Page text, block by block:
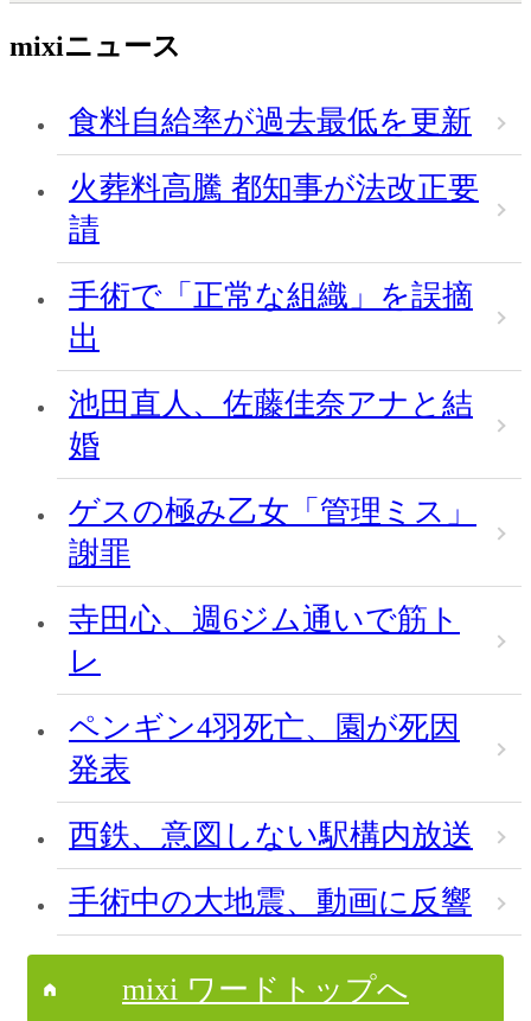
mixiニュース
食料自給率が過去最低を更新
火葬料高騰 都知事が法改正要
請
手術で「正常な組織」を誤摘
出
池田直人、佐藤佳奈アナと結
婚
ゲスの極み乙女「管理ミス」
謝罪
寺田心、週6ジム通いで筋ト
レ
ペンギン4羽死亡、園が死因
発表
西鉄、意図しない駅構内放送
手術中の大地震、動画に反響
mixi ワードトップへ